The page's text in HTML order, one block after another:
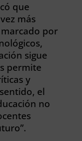
que
más
por
sigue
permite
y
el
no